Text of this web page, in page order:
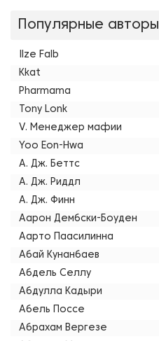
Популярные авторы
Ilze Falb
Kkat
Pharmama
Tony Lonk
V. Менеджер мафии
Yoo Eon-Hwa
А. Дж. Беттс
А. Дж. Риддл
А. Дж. Финн
Аарон Дембски-Боуден
Аарто Паасилинна
Абай Кунанбаев
Абдель Селлу
Абдулла Кадыри
Абель Поссе
Абрахам Вергезе